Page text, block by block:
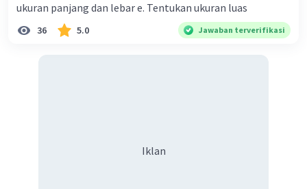
ukuran panjang dan lebar e. Tentukan ukuran luas
36 5.0 Jawaban terverifikasi
Iklan